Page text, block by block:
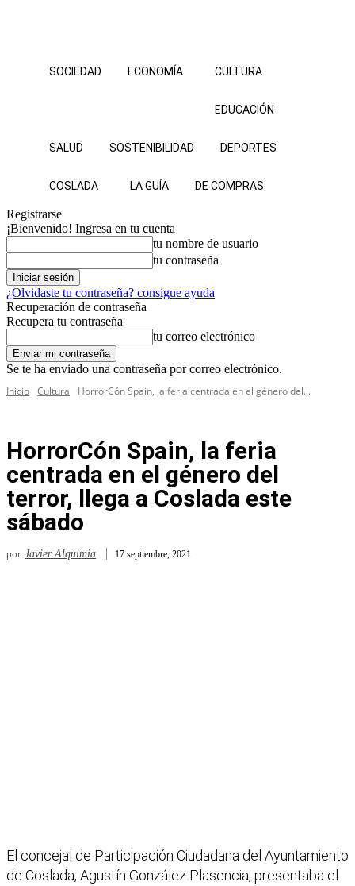
SOCIEDAD ECONOMÍA CULTURA
EDUCACIÓN
SALUD SOSTENIBILIDAD DEPORTES
COSLADA LA GUÍA DE COMPRAS
Registrarse
¡Bienvenido! Ingresa en tu cuenta
tu nombre de usuario
tu contraseña
¿Olvidaste tu contraseña? consigue ayuda
Recuperación de contraseña
Recupera tu contraseña
tu correo electrónico
Se te ha enviado una contraseña por correo electrónico.
Inicio Cultura HorrorCón Spain, la feria centrada en el género del...
HorrorCón Spain, la feria
centrada en el género del
terror, llega a Coslada este
sábado
por Javier Alquimia 17 septiembre, 2021
El concejal de Participación Ciudadana del Ayuntamiento
de Coslada, Agustín González Plasencia, presentaba el